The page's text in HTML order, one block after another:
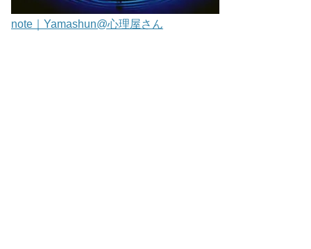
note｜Yamashun@心理屋さん